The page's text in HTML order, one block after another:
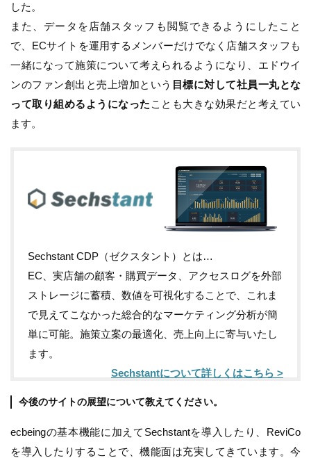
した。
また、データを店舗スタッフも閲覧できるようにしたこと
で、ECサイトを運用するメンバーだけでなく店舗スタッフも
一緒になって施策について考えられるようになり、エドウイ
ンのファン創出と売上増加という 目標に対して社員一丸とな
って取り組めるようになった ことも大きな効果だと考えてい
ます。
Sechstant CDP（ゼクスタント）とは…
EC、実店舗の顧客・購買データ、アクセスログを外部
ストレージに蓄積、数値を可視化することで、これま
で見えてこなかった総合的なマーケティング分析が簡
単に可能。施策立案の最適化、売上向上に寄与いたし
ます。
Sechstantについて詳しくはこちら >
今後のサイトの展望について教えてください。
ecbeingの基本機能に加えてSechstantを導入したり、ReviCo
を導入したりすることで、機能面は充実してきています。今